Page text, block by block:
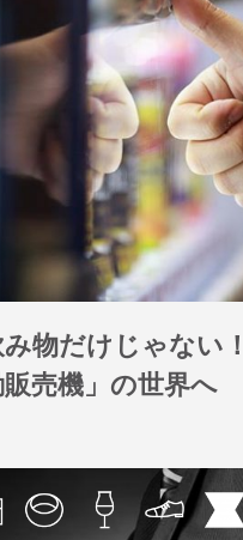
物だけじゃない
売機」の世界へ